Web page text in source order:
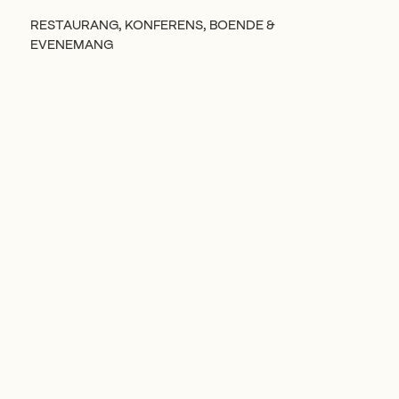
RESTAURANG, KONFERENS, BOENDE &
EVENEMANG